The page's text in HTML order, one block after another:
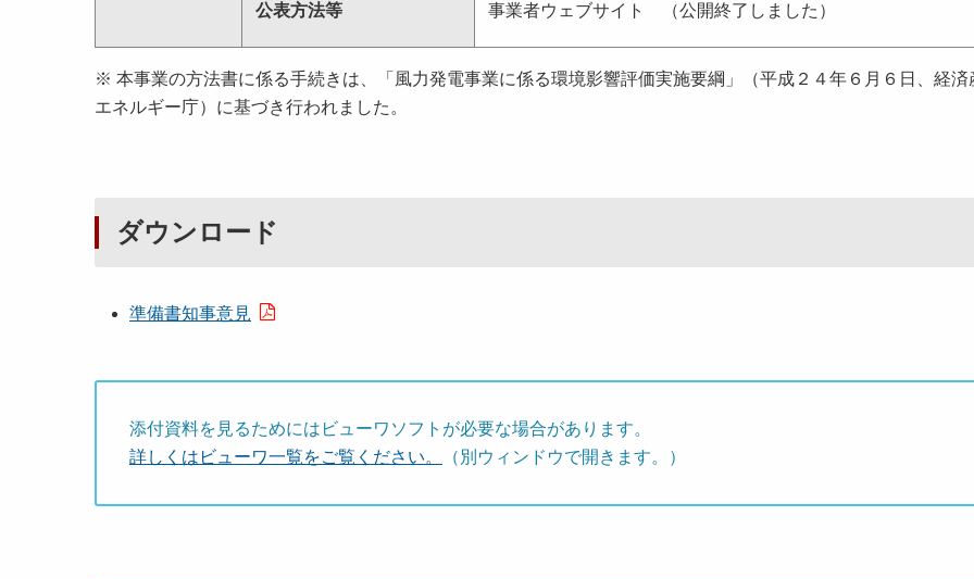
公表方法等 事業者ウェブサイト （公開終了しました）
※ 本事業の方法書に係る手続きは、「風力発電事業に係る環境影響評価実施要綱」（平成２４年６月６日、経済
エネルギー庁）に基づき行われました。
ダウンロード
準備書知事意見
添付資料を見るためにはビューワソフトが必要な場合があります。
詳しくはビューワ一覧をご覧ください。
（別ウィンドウで開きます。）